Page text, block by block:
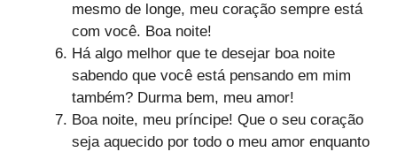
mesmo de longe, meu coração sempre está
com você. Boa noite!
Há algo melhor que te desejar boa noite
sabendo que você está pensando em mim
também? Durma bem, meu amor!
Boa noite, meu príncipe! Que o seu coração
seja aquecido por todo o meu amor enquanto